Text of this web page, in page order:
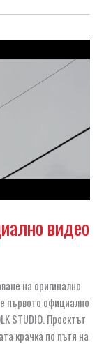
видео
на оригинално
първото официално
STUDIO. Проектът
крачка по пътя на